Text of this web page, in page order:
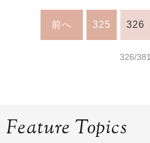
前へ 325 326
326/381
Feature Topics